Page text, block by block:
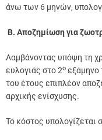
άνω των 6 μηνών,
Β. Αποζημίωση για
Λαμβάνοντας υπόψη τη
ευλογιάς στο 2ο εξάμηνο
του έτους επιπλέον
αρχικής ενίσχυσης.
Το κόστος υπολογίζεται